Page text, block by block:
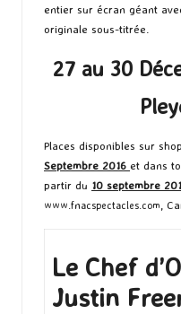
entier sur écran géant
originale sous-titrée.
27 au 30
Places disponibles sur
Septembre 2016 et dans
partir du 10 septembre
www.fnacspectacles.com ,
Le Chef
Justin